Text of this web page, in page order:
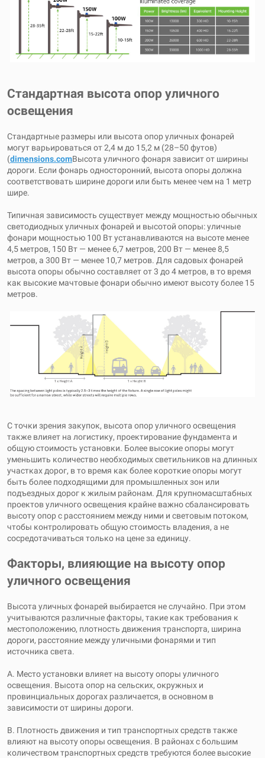
Стандартная высота опор уличного
освещения
Стандартные размеры или высота опор уличных фонарей
могут варьироваться от 2,4 м до 15,2 м (28–50 футов)
(dimensions.comВысота уличного фонаря зависит от ширины
дороги. Если фонарь односторонний, высота опоры должна
соответствовать ширине дороги или быть менее чем на 1 метр
шире.
Типичная зависимость существует между мощностью обычных
светодиодных уличных фонарей и высотой опоры: уличные
фонари мощностью 100 Вт устанавливаются на высоте менее
4,5 метров, 150 Вт — менее 6,7 метров, 200 Вт — менее 8,5
метров, а 300 Вт — менее 10,7 метров. Для садовых фонарей
высота опоры обычно составляет от 3 до 4 метров, в то время
как высокие мачтовые фонари обычно имеют высоту более 15
метров.
С точки зрения закупок, высота опор уличного освещения
также влияет на логистику, проектирование фундамента и
общую стоимость установки. Более высокие опоры могут
уменьшить количество необходимых светильников на длинных
участках дорог, в то время как более короткие опоры могут
быть более подходящими для промышленных зон или
подъездных дорог к жилым районам. Для крупномасштабных
проектов уличного освещения крайне важно сбалансировать
высоту опор с расстоянием между ними и световым потоком,
чтобы контролировать общую стоимость владения, а не
сосредотачиваться только на цене за единицу.
Факторы, влияющие на высоту опор
уличного освещения
Высота уличных фонарей выбирается не случайно. При этом
учитываются различные факторы, такие как требования к
местоположению, плотность движения транспорта, ширина
дороги, расстояние между уличными фонарями и тип
источника света.
А. Место установки влияет на высоту опоры уличного
освещения. Высота опор на сельских, окружных и
провинциальных дорогах различается, в основном в
зависимости от ширины дороги.
B. Плотность движения и тип транспортных средств также
влияют на высоту опоры освещения. В районах с большим
количеством транспортных средств требуются более высокие